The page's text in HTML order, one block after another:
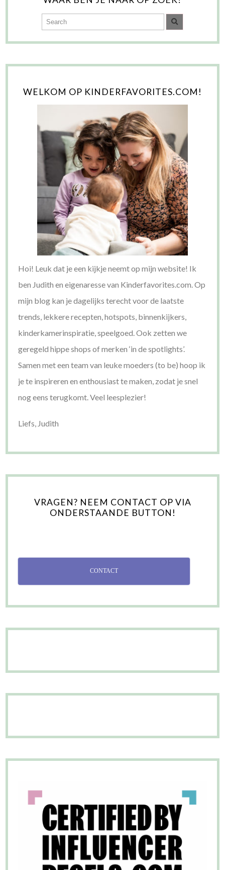
WELKOM OP KINDERFAVORITES.COM!
Hoi! Leuk dat je een kijkje neemt op mijn website! Ik
ben Judith en eigenaresse van Kinderfavorites.com. Op
mijn blog kan je dagelijks terecht voor de laatste
trends, lekkere recepten, hotspots, binnenkijkers,
kinderkamerinspiratie, speelgoed. Ook zetten we
geregeld hippe shops of merken ‘in de spotlights’.
Samen met een team van leuke moeders (to be) hoop ik
je te inspireren en enthousiast te maken, zodat je snel
nog eens terugkomt. Veel leesplezier!
Liefs, Judith
VRAGEN? NEEM CONTACT OP VIA
ONDERSTAANDE BUTTON!
CONTACT